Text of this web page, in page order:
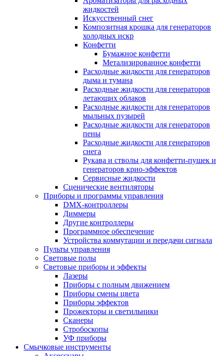
жидкостей
Искусственный снег
Композитная крошка для генераторов
холодных искр
Конфетти
Бумажное конфетти
Метализированное конфетти
Расходные жидкости для генераторов
дыма и тумана
Расходные жидкости для генераторов
летающих облаков
Расходные жидкости для генераторов
мыльных пузырей
Расходные жидкости для генераторов
пены
Расходные жидкости для генераторов
снега
Рукава и стволы для конфетти-пушек и
генераторов крио-эффектов
Сервисные жидкости
Сценические вентиляторы
Приборы и программы управления
DMX-контроллеры
Диммеры
Другие контроллеры
Программное обеспечение
Устройства коммутации и передачи сигнала
Пульты управления
Световые полы
Световые приборы и эффекты
Лазеры
Приборы с полным движением
Приборы смены цвета
Приборы эффектов
Прожекторы и светильники
Сканеры
Стробоскопы
УФ приборы
Смычковые инструменты